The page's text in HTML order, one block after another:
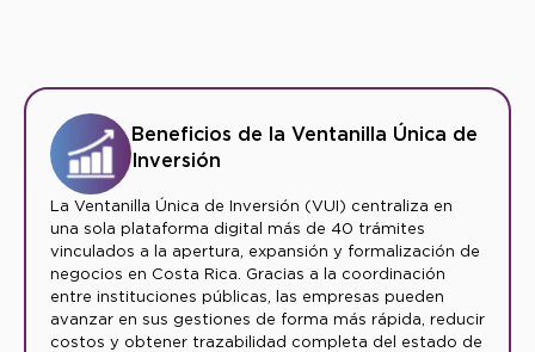
Beneficios de la Ventanilla Única de
Inversión
La Ventanilla Única de Inversión (VUI) centraliza en
una sola plataforma digital más de 40 trámites
vinculados a la apertura, expansión y formalización de
negocios en Costa Rica. Gracias a la coordinación
entre instituciones públicas, las empresas pueden
avanzar en sus gestiones de forma más rápida, reducir
costos y obtener trazabilidad completa del estado de